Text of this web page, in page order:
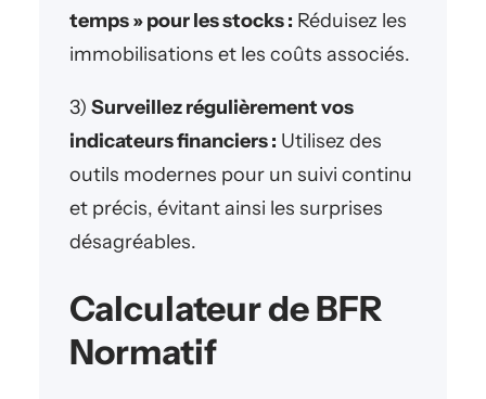
temps » pour les stocks : Réduisez les
immobilisations et les coûts associés.
3) Surveillez régulièrement vos
indicateurs financiers : Utilisez des
outils modernes pour un suivi continu
et précis, évitant ainsi les surprises
désagréables.
Calculateur de BFR
Normatif